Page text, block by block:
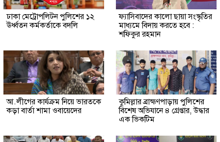
ঢাকা মেট্রোপলিটন পুলিশের ১২
ঊর্ধ্বতন কর্মকর্তাকে বদলি
ফ্যাসিবাদের কালো ছায়া সংস্কৃতির
মাধ্যমে বিদায় করতে হবে :
শফিকুর রহমান
আ.লীগের কার্যক্রম নিয়ে ভারতকে
কড়া বার্তা শামা ওবায়েদের
কুমিল্লার ব্রাহ্মণপাড়ায় পুলিশের
বিশেষ অভিযানে ৪ গ্রেপ্তার, উদ্ধার
এক ভিকটিম